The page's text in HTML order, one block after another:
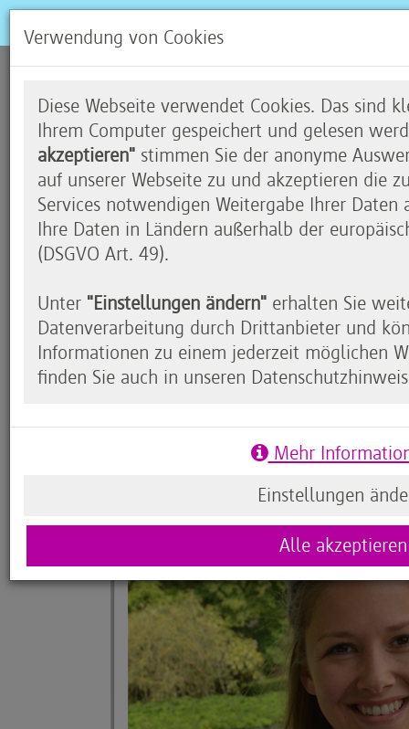
Ein Smart Home, das
Wie funktioniert ein „Smart
Zuhause?
Katholischen Grundschule Niederkassel in
Viertklässlern ihrer Computer-AG
Modell von einem Smart Home gebastelt und
eingebaut.
Wie die Kinder an das Programmieren
Williams damit zu tun, verrät uns Katharina
Verwendung von Cookies
Diese Webseite verwendet Cookies. Das sind
Ihrem Computer gespeichert und gelesen
akzeptieren" stimmen Sie der anonyme
auf unserer Webseite zu und akzeptieren die
Services notwendigen Weitergabe Ihrer
Ihre Daten in Ländern außerhalb der
(DSGVO Art. 49).
Unter "Einstellungen ändern" erhalten Sie
Datenverarbeitung durch Drittanbieter und
Informationen zu einem jederzeit möglichen
finden Sie auch in unseren
Mehr
Einstellungen
Alle akzeptieren